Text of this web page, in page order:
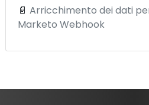
📄 Arricchimento dei dati
Marketo Webhook